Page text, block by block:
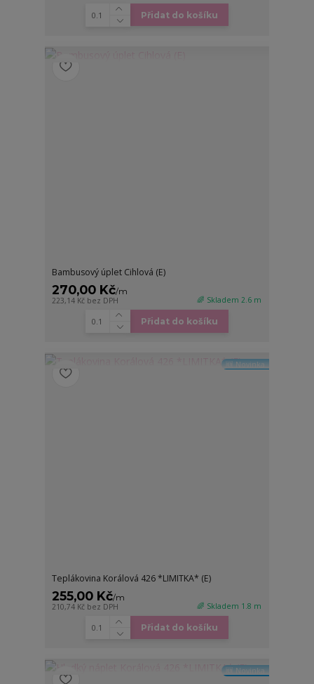
Přidat do košíku
Bambusový úplet Cihlová (E)
270,00 Kč/m
223,14 Kč bez DPH 🌈 Skladem 2.6 m
Přidat do košíku
🆕 Novinka
Teplákovina Korálová 426 *LIMITKA* (E)
255,00 Kč/m
210,74 Kč bez DPH 🌈 Skladem 1.8 m
Přidat do košíku
🆕 Novinka